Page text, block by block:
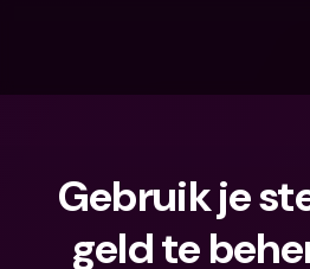
Gebruik je
geld te